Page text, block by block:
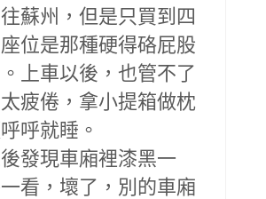
蘇州，但是只買到四
位是那種硬得硌屁股
上車以後，也管不了
疲倦，拿小提箱做枕
呼就睡。
發現車廂裡漆黑一
看，壞了，別的車廂